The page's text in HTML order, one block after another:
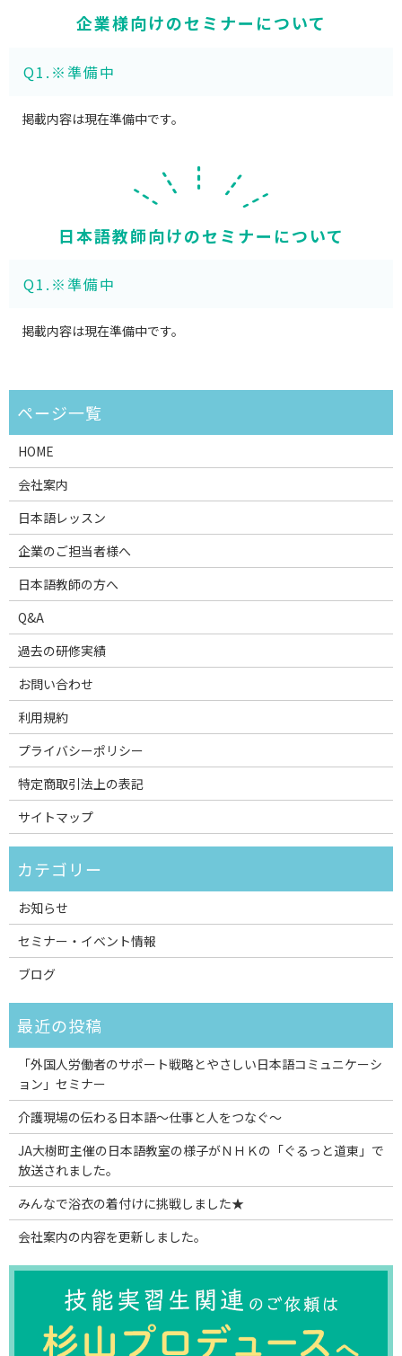
企業様向けのセミナーについて
Q1.※準備中
掲載内容は現在準備中です。
日本語教師向けのセミナーについて
Q1.※準備中
掲載内容は現在準備中です。
HOME
会社案内
日本語レッスン
企業のご担当者様へ
日本語教師の方へ
Q&A
過去の研修実績
お問い合わせ
利用規約
プライバシーポリシー
特定商取引法上の表記
サイトマップ
お知らせ
セミナー・イベント情報
ブログ
「外国人労働者のサポート戦略とやさしい日本語コミュニケーシ
ョン」セミナー
介護現場の伝わる日本語～仕事と人をつなぐ～
JA大樹町主催の日本語教室の様子がＮＨＫの「ぐるっと道東」で
放送されました。
みんなで浴衣の着付けに挑戦しました★
会社案内の内容を更新しました。